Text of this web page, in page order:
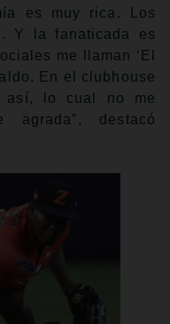
es muy rica. Los
Y la fanaticada es
me llaman ‘El
En el clubhouse
así, lo cual no me
agrada”, destacó